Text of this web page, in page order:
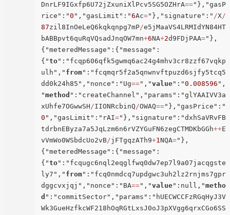
DnrLF9IGxfp6U72jZxuniXlPcv5SG5OZHrA=="},"gasP
rice":"0 ","gasLimit":"6Ac="},"signature":" /X/
87zil8InOeLeQ6kqkqnpg7mP/e5jMaaVS4LRMIdYN84HT
bABBpvt6quRqVQsadJnqOW7mn+6NA+2d9FDjPAA="},
{"meteredMessage":{"message":
{"to":"fcqp606qfk5gwmq6ac24g4mhv3cr8zzf67vqkp
ulh"," from":"fcqmqr5f2a5qnwnvftpuzd6sjfy5tcq5
dd0k24h85","nonce":"Ug==","value":"0.008596 ",
"method ":"createChannel","params":"glYAAIVV3a
xUhfe7OGwwSH/IIONRcbinQ/OWAQ=="},"gasPrice":"
0 ","gasLimit":"rAI="},"signature":"dxhSaVRvFB
tdrbnEByza7a5JqLzm6n6rVZYGuFN6zegCTMDKbGGh++E
vVmWo0WSbdcUo2vB/jFTgqzATh9+1NQA="},
{"meteredMessage":{"message":
{"to":"fcqugc6nql2eqglfwq0dw7ep7l9a07jacqgste
ly7"," from":"fcq0nmdcq7updgwc3uh2lz2rnjms7gpr
dggcvxjqj","nonce":"BA==","value":null,"metho
d ":"commitSector","params":"hUECWCCFzRGqHyJ3V
Wk3GueHzfkcWF218hOqRGtLxsJ0oJ3pXVgg6qrxCGo6SS